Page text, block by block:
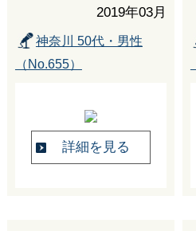
2019年03月
神奈川 50代・男性
（No.655）
詳細を見る